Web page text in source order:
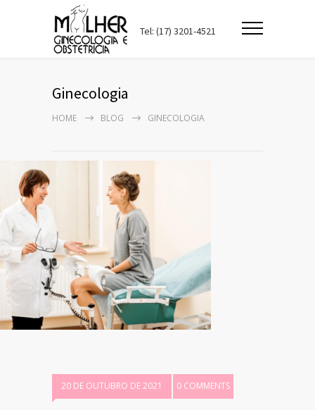
Tel: (17) 3201-4521
Ginecologia
HOME BLOG GINECOLOGIA
20 DE OUTUBRO DE 2021 0 COMMENTS